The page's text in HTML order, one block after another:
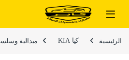
تخطي إلى المحتوى
الرئيسية كيا KIA ميدالية